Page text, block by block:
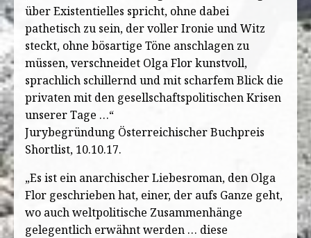
über Existentielles spricht, ohne dabei
pathetisch zu sein, der voller Ironie und Witz
steckt, ohne bösartige Töne anschlagen zu
müssen, verschneidet Olga Flor kunstvoll,
sprachlich schillernd und mit scharfem Blick die
privaten mit den gesellschaftspolitischen Krisen
unserer Tage …“
Jurybegründung Österreichischer Buchpreis
Shortlist, 10.10.17.
„Es ist ein anarchischer Liebesroman, den Olga
Flor geschrieben hat, einer, der aufs Ganze geht,
wo auch weltpolitische Zusammenhänge
gelegentlich erwähnt werden … diese